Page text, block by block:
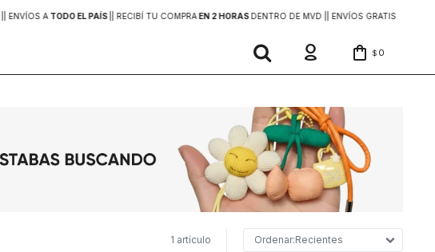
| ENVÍOS A TODO EL PAÍS | RECIBÍ TU COMPRAEN 2 HORASDENTRO DE MVD | | ENVÍOS GRATIS
$ 0
1 artículo Recientes